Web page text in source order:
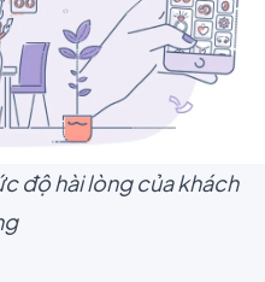
độ hài lòng của khách